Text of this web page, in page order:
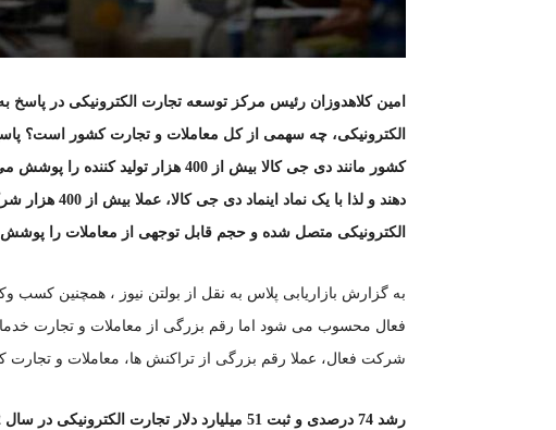
الکترونیکی، چه سهمی از کل معاملات و تجارت کشور است؟
کشور مانند دی جی کالا بیش از 400 هزار
دهند و لذا با
الکترونیکی متصل شده و حجم قابل توجهی از معاملات را
به گزارش بازاریابی پلاس به نقل از بولتن نیوز ، همچنین
شرکت فعال، عملا رقم بزرگی از تراکنش ها، معاملات و تجارت
رشد 74 درصدی و ثبت 51 میلیارد دلار تجارت الکترونیکی در سال 1402